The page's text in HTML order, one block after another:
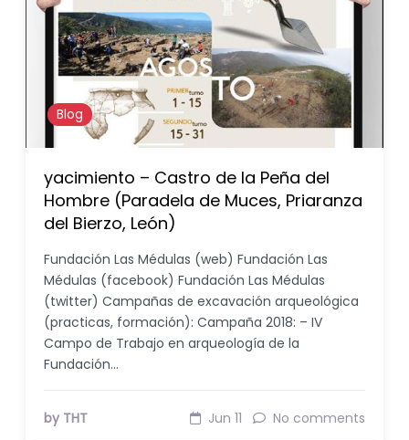
Blog
yacimiento – Castro de la Peña del
Hombre (Paradela de Muces, Priaranza
del Bierzo, León)
Fundación Las Médulas (web) Fundación Las
Médulas (facebook) Fundación Las Médulas
(twitter) Campañas de excavación arqueológica
(practicas, formación): Campaña 2018: – IV
Campo de Trabajo en arqueología de la
Fundación…
by THT Jun 11 No comments